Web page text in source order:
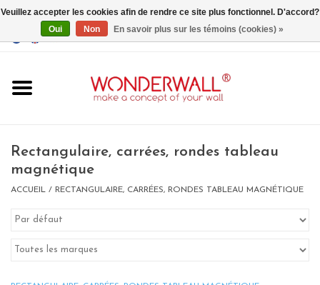
EUR/GBP
Rectangulaire, carrées, rondes tableau
magnétique
ACCUEIL / RECTANGULAIRE, CARRÉES, RONDES TABLEAU MAGNÉTIQUE
Veuillez accepter les cookies afin de rendre ce site plus fonctionnel. D'accord?
Oui
Non En savoir plus sur les témoins (cookies) »